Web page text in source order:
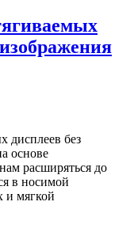
дисплеев без
основе
расширяться до
в носимой
и мягкой